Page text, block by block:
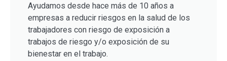
Ayudamos desde hace más de 10 años a
empresas a reducir riesgos en la salud de los
trabajadores con riesgo de exposición a
trabajos de riesgo y/o exposición de su
bienestar en el trabajo.